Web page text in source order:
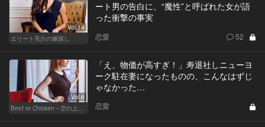
Vol.14
エリート亮介の嫁探し
ート男の告白に、“魔性”と呼ばれた女が語
った衝撃の事実
恋愛 52
Vol.6
「え、物価が高すぎ！」寿退社しニューヨ
ーク駐在妻になったものの、こんなはずじ
ゃなかった…
恋愛